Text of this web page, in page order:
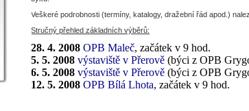
Veškeré podrobnosti (termíny, katalogy, dražební řád apod.)
Stručný přehled základních výběrů:
28. 4. 2008 OPB Maleč, začátek v 9 hod.
5. 5. 2008 výstaviště v Přerově (býci z OPB
6. 5. 2008 výstaviště v Přerově (býci z OPB
12. 5. 2008 OPB Bílá Lhota, začátek v 9 hod.